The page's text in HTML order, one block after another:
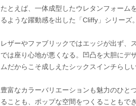
たとえば、一体成型したウレタンフォーム
るような躍動感を出した「Cliffy」シリーズ。
レザーやファブリックではエッジが出ず、
では座り心地が悪くなる。凹凸を大胆にデ
ムだからこそ成しえたシックスインチらし
豊富なカラーバリエーションも魅力のひと
ることも、ポップな空間をつくることもでき